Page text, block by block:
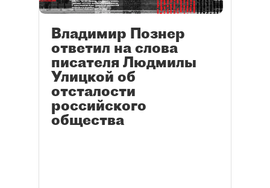
Владимир Познер
ответил на слова
писателя Людмилы
Улицкой об
отсталости
российского
общества